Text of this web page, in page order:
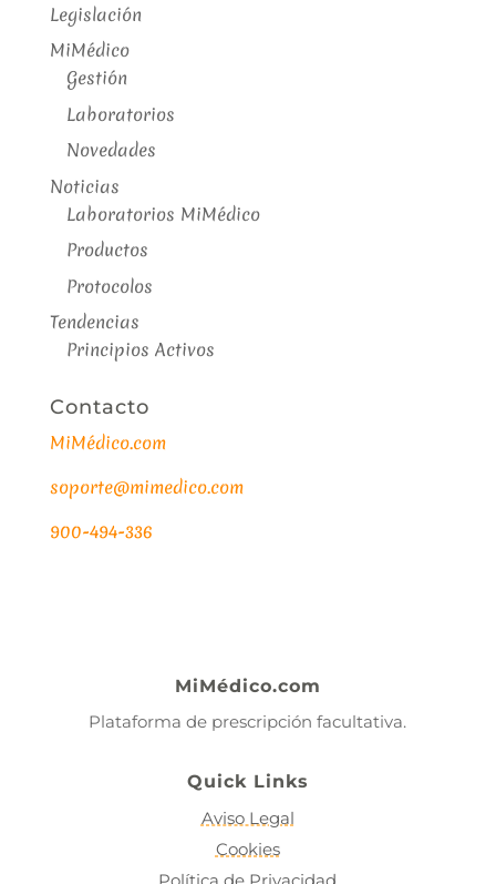
Legislación
MiMédico
Gestión
Laboratorios
Novedades
Noticias
Laboratorios MiMédico
Productos
Protocolos
Tendencias
Principios Activos
Contacto
MiMédico.com
soporte@mimedico.com
900-494-336
MiMédico.com
Plataforma de prescripción facultativa.
Quick Links
Aviso Legal
Cookies